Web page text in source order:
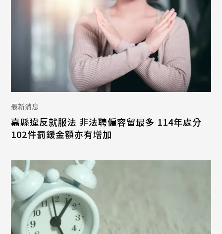
最新消息
嘉縣違反就服法 非法聘僱容留最多 114年處分
102件罰鍰金額亦有增加